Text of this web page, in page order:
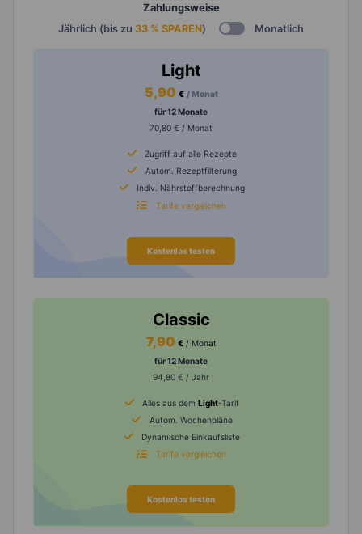
Zahlungsweise
Jährlich (bis zu 33 % SPAREN) Monatlich
Light
5,90 € / Monat
für 12 Monate
70,80 € / Monat
Zugriff auf alle Rezepte
Autom. Rezeptfilterung
Indiv. Nährstoffberechnung
Tarife vergleichen
Kostenlos testen
Classic
7,90 € / Monat
für 12 Monate
94,80 € / Jahr
Alles aus dem Light-Tarif
Autom. Wochenpläne
Dynamische Einkaufsliste
Tarife vergleichen
Kostenlos testen